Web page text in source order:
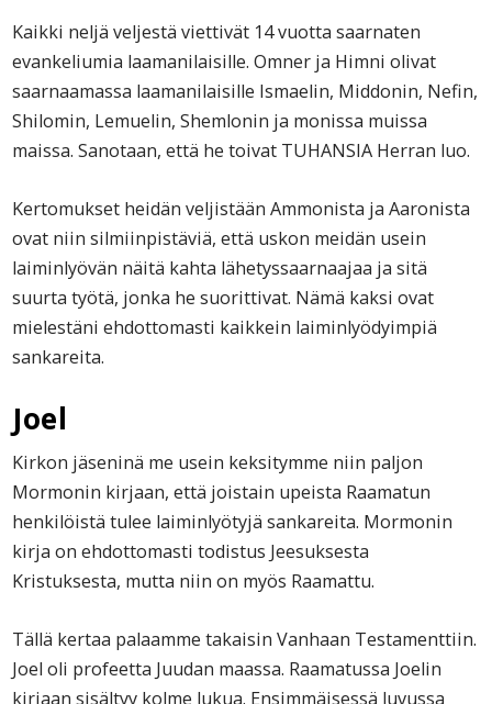
Kaikki neljä veljestä viettivät 14 vuotta saarnaten
evankeliumia laamanilaisille. Omner ja Himni olivat
saarnaamassa laamanilaisille Ismaelin, Middonin, Nefin,
Shilomin, Lemuelin, Shemlonin ja monissa muissa
maissa. Sanotaan, että he toivat TUHANSIA Herran luo.
Kertomukset heidän veljistään Ammonista ja Aaronista
ovat niin silmiinpistäviä, että uskon meidän usein
laiminlyövän näitä kahta lähetyssaarnaajaa ja sitä
suurta työtä, jonka he suorittivat. Nämä kaksi ovat
mielestäni ehdottomasti kaikkein laiminlyödyimpiä
sankareita.
Joel
Kirkon jäseninä me usein keksitymme niin paljon
Mormonin kirjaan, että joistain upeista Raamatun
henkilöistä tulee laiminlyötyjä sankareita. Mormonin
kirja on ehdottomasti todistus Jeesuksesta
Kristuksesta, mutta niin on myös Raamattu.
Tällä kertaa palaamme takaisin Vanhaan Testamenttiin.
Joel oli profeetta Juudan maassa. Raamatussa Joelin
kirjaan sisältyy kolme lukua. Ensimmäisessä luvussa